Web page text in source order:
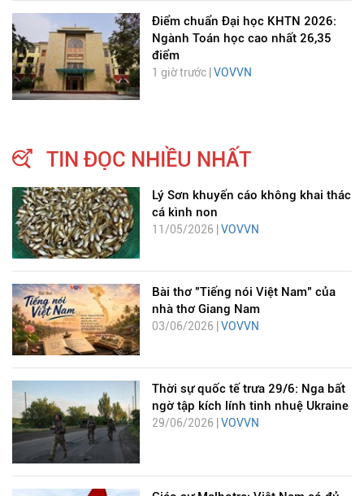
Điểm chuẩn Đại học KHTN 2026:
Ngành Toán học cao nhất 26,35
điểm
1 giờ trước |VOVVN
TIN ĐỌC NHIỀU NHẤT
Lý Sơn khuyến cáo không khai thác
cá kình non
11/05/2026 | VOVVN
Bài thơ "Tiếng nói Việt Nam" của
nhà thơ Giang Nam
03/06/2026 | VOVVN
Thời sự quốc tế trưa 29/6: Nga bất
ngờ tập kích lính tinh nhuệ Ukraine
29/06/2026 |VOVVN